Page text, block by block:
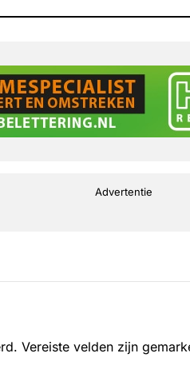
Advertentie
Vereiste velden zijn